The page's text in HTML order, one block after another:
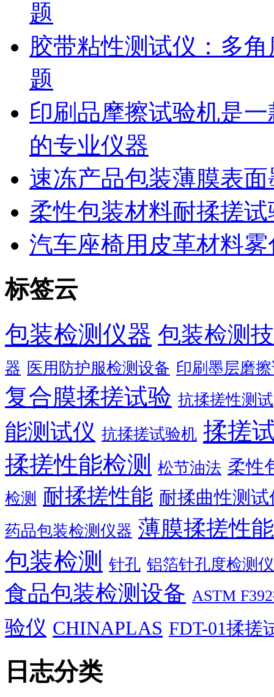
题
胶带粘性测试仪：多
题
印刷品摩擦试验机是
的专业仪器
速冻产品包装薄膜表
柔性包装材料耐揉搓
汽车座椅用皮革材料
标签云
包装检测仪器 包装检测
器 医用防护服检测设备 印刷墨层磨
复合膜揉搓试验 抗揉搓性测试
能测试仪 抗揉搓试验机 揉搓
揉搓性能检测
松节油法 柔性
检测 耐揉搓性能 耐揉曲性测试
药品包装检测仪器 薄膜揉搓性
包装检测 针孔 铝箔针孔度检测
食品包装检测设备 ASTM
验仪 CHINAPLAS FDT-01揉搓
日志分类